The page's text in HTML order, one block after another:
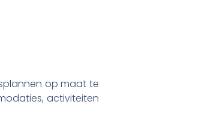
op maat te
activiteiten